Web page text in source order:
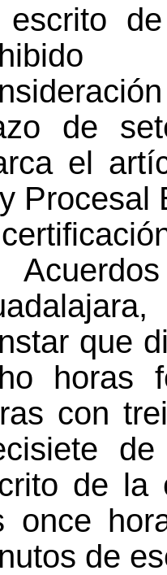
escrito de
de
el
Procesal
que
horas
con
de la
once
de